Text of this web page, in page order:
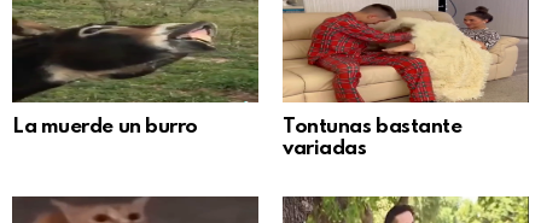
La muerde un burro
Tontunas bastante
variadas